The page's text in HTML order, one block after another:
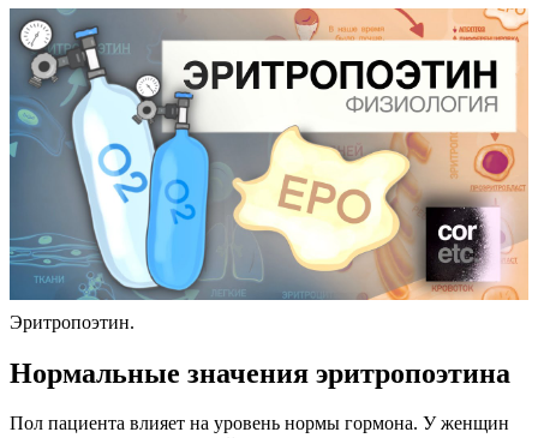
Эритропоэтин.
Нормальные значения эритропоэтина
Пол пациента влияет на уровень нормы гормона. У женщин